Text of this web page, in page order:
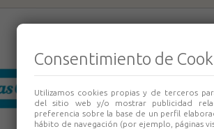
Consentimiento de
Utilizamos cookies propias y de terceros
del sitio web y/o mostrar publicidad
preferencia sobre la base de un perfil
hábito de navegación (por ejemplo, páginas